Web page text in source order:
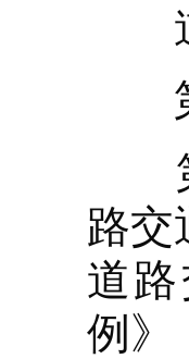
道
第
第
路交
道
例》